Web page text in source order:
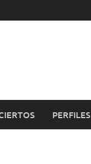
PERFILES